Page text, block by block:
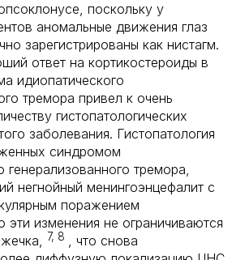
поскольку у
аномальные движения глаз
зарегистрированы как нистагм.
ответ на кортикостероиды в
идиопатического
тремора привел к очень
гистопатологических
заболевания. Гистопатология
синдромом
генерализованного тремора,
негнойный менингоэнцефалит с
поражением
изменения не ограничиваются
7, 8 , что снова